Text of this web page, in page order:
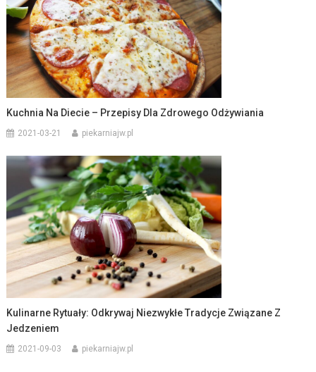
Kuchnia Na Diecie – Przepisy Dla Zdrowego Odżywiania
2021-03-21 piekarniajw.pl
Kulinarne Rytuały: Odkrywaj Niezwykłe Tradycje Związane Z
Jedzeniem
2021-09-03 piekarniajw.pl